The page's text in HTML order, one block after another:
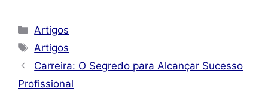
Categorias
Artigos
Tags
Artigos
Carreira: O Segredo para Alcançar Sucesso
Profissional